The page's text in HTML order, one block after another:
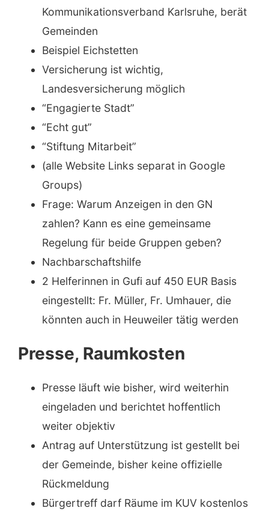
Kommunikationsverband Karlsruhe, berät
Gemeinden
Beispiel Eichstetten
Versicherung ist wichtig,
Landesversicherung möglich
“Engagierte Stadt”
“Echt gut”
“Stiftung Mitarbeit”
(alle Website Links separat in Google
Groups)
Frage: Warum Anzeigen in den GN
zahlen? Kann es eine gemeinsame
Regelung für beide Gruppen geben?
Nachbarschaftshilfe
2 Helferinnen in Gufi auf 450 EUR Basis
eingestellt: Fr. Müller, Fr. Umhauer, die
könnten auch in Heuweiler tätig werden
Presse, Raumkosten
Presse läuft wie bisher, wird weiterhin
eingeladen und berichtet hoffentlich
weiter objektiv
Antrag auf Unterstützung ist gestellt bei
der Gemeinde, bisher keine offizielle
Rückmeldung
Bürgertreff darf Räume im KUV kostenlos